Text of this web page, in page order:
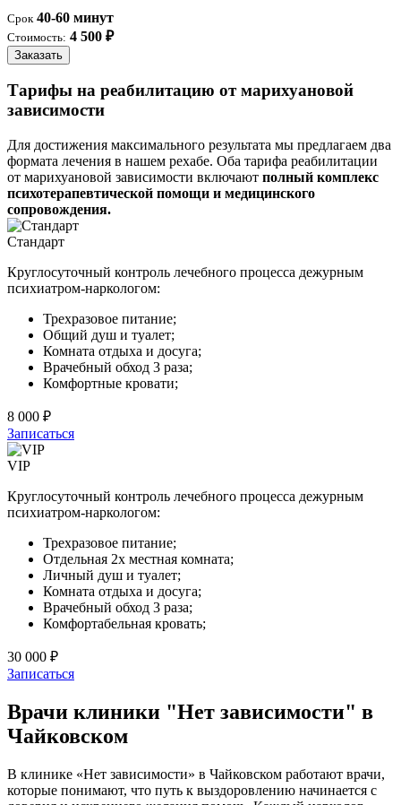
Срок 40-60 минут
Стоимость: 4 500 ₽
Заказать
Тарифы на реабилитацию от марихуановой
зависимости
Для достижения максимального результата мы предлагаем два
формата лечения в нашем рехабе. Оба тарифа реабилитации
от марихуановой зависимости включают полный комплекс
психотерапевтической помощи и медицинского
сопровождения.
Стандарт
Круглосуточный контроль лечебного процесса дежурным
психиатром-наркологом:
Трехразовое питание;
Общий душ и туалет;
Комната отдыха и досуга;
Врачебный обход 3 раза;
Комфортные кровати;
8 000 ₽
Записаться
VIP
Круглосуточный контроль лечебного процесса дежурным
психиатром-наркологом:
Трехразовое питание;
Отдельная 2х местная комната;
Личный душ и туалет;
Комната отдыха и досуга;
Врачебный обход 3 раза;
Комфортабельная кровать;
30 000 ₽
Записаться
Врачи клиники "Нет зависимости" в
Чайковском
В клинике «Нет зависимости» в Чайковском работают врачи,
которые понимают, что путь к выздоровлению начинается с